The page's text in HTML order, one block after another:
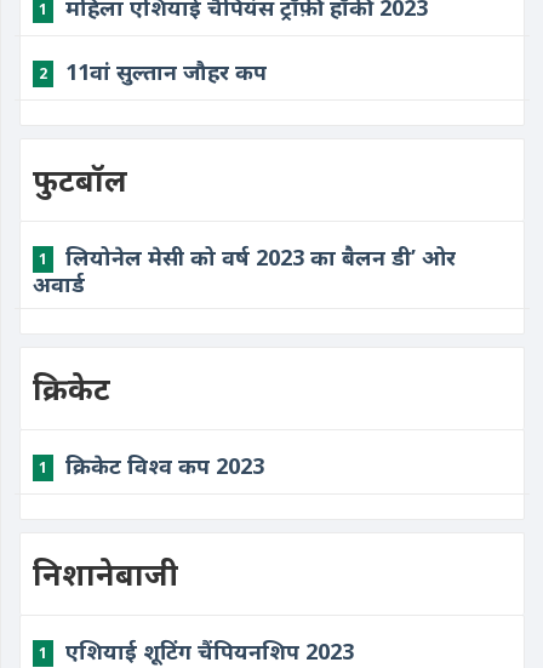
1 महिला एशियाई चैंपियंस ट्रॉफ़ी हॉकी 2023
2 11वां सुल्तान जौहर कप
फुटबॉल
1
लियोनेल मेसी को वर्ष 2023 का बैलन डी’ ओर
अवार्ड
क्रिकेट
1 क्रिकेट विश्व कप 2023
निशानेबाजी
1 एशियाई शूटिंग चैंपियनशिप 2023